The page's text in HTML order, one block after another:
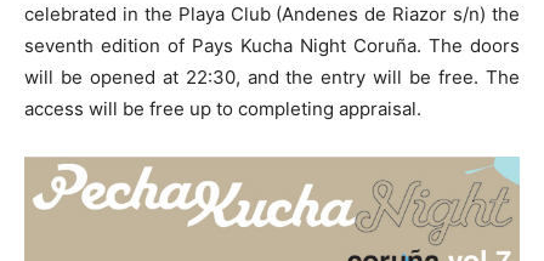
celebrated in the Playa Club (Andenes de Riazor s/n) the
seventh edition of Pays Kucha Night Coruña. The doors
will be opened at 22:30, and the entry will be free. The
access will be free up to completing appraisal.